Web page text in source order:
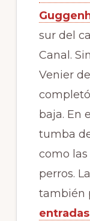
sur del
Canal.
Venier
baja. En
tumba
como
perros.
también